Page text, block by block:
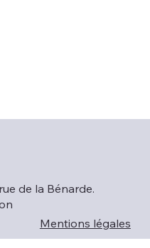
de la Bénarde.
Mentions légales